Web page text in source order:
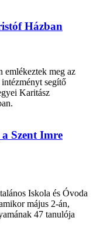
Házban
emlékeztek meg az
segítő
Karitász
Szent Imre
Iskola és Óvoda
május 2-án,
47 tanulója